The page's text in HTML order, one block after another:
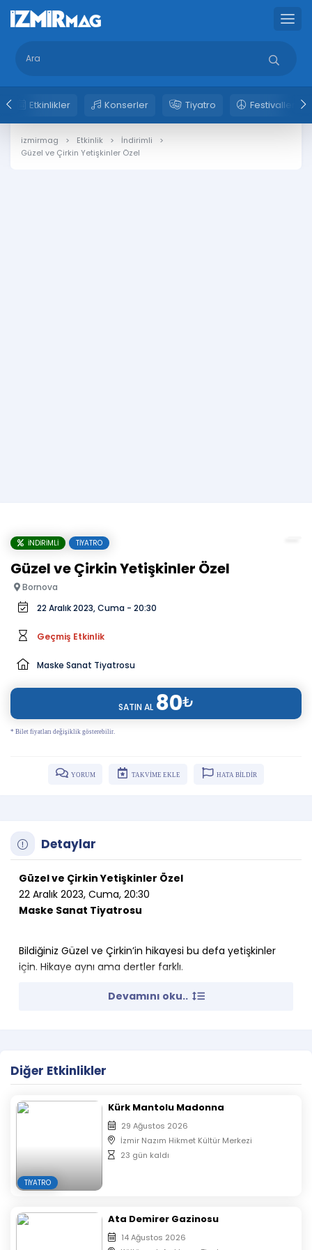
Etkinlikler Konserler Tiyatro Festivaller
izmirmag Etkinlik
İndirimli
Güzel ve Çirkin Yetişkinler Özel
İNDIRIMLI TIYATRO
Güzel ve Çirkin Yetişkinler Özel
Bornova
22 Aralık 2023, Cuma - 20:30
Geçmiş Etkinlik
Maske Sanat Tiyatrosu
SATIN AL 80₺
* Bilet fiyatları değişiklik gösterebilir.
YORUM TAKVİME EKLE HATA BİLDİR
Detaylar
Güzel ve Çirkin Yetişkinler Özel
22 Aralık 2023, Cuma, 20:30
Maske Sanat Tiyatrosu
Bildiğiniz Güzel ve Çirkin’in hikayesi bu defa yetişkinler
için. Hikaye aynı ama dertler farklı.
İndirimli biletler sınırlı sayıdadır.
alınmayacaktır.
Biletler Organizasyon Firması Tarafından otomatik
olarak sıralandırılacaktır.
Aynı isim ve mail ile alınan biletlerin koltuk
numaraları yan yana verilmektedir.
Devamını oku..
Diğer Etkinlikler
TIYATRO
Kürk Mantolu Madonna
29 Ağustos 2026
İzmir Nazım Hikmet Kültür Merkezi
23 gün kaldı
Ata Demirer Gazinosu
14 Ağustos 2026